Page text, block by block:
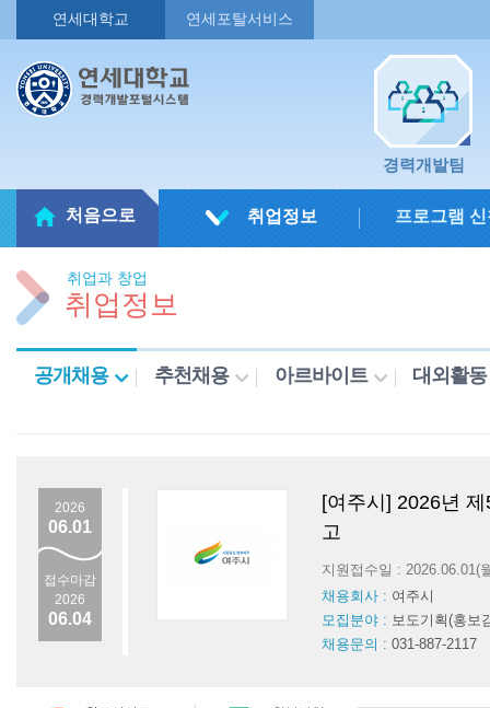
연세대학교 연세포탈서비스
경력개발팀
처음으로 취업정보 프로그램
취업과 창업
취업정보
공개채용 추천채용 아르바이트 대외활동
2026
06.01
접수마감
2026
06.04
[여주시] 2026년
고
지원접수일 :
채용회사 : 여주시
모집분야 : 보도기획(홍보
채용문의 : 031-887-2117